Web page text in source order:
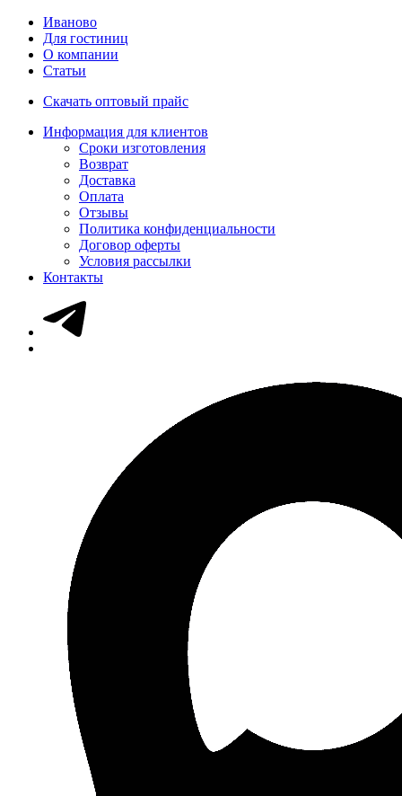
Иваново
Для гостиниц
О компании
Статьи
Скачать оптовый прайс
Информация для клиентов
Сроки изготовления
Возврат
Доставка
Оплата
Отзывы
Политика конфиденциальности
Договор оферты
Условия рассылки
Контакты